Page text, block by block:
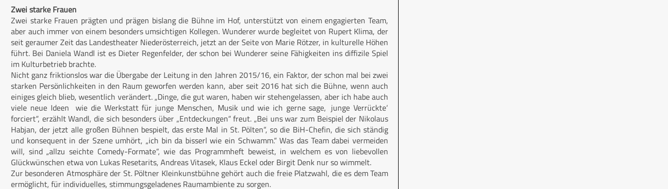
Zwei starke Frauen
Zwei starke Frauen prägten und prägen bislang die Bühne im Hof, unterstützt von einem engagierten Team,
aber auch immer von einem besonders umsichtigen Kollegen. Wunderer wurde begleitet von Rupert Klima, der
seit geraumer Zeit das Landestheater Niederösterreich, jetzt an der Seite von Marie Rötzer, in kulturelle Höhen
führt. Bei Daniela Wandl ist es Dieter Regenfelder, der schon bei Wunderer seine Fähigkeiten ins diffizile Spiel
im Kulturbetrieb brachte.
Nicht ganz friktionslos war die Übergabe der Leitung in den Jahren 2015/16, ein Faktor, der schon mal bei zwei
starken Persönlichkeiten in den Raum geworfen werden kann, aber seit 2016 hat sich die Bühne, wenn auch
einiges gleich blieb, wesentlich verändert. „Dinge, die gut waren, haben wir stehengelassen, aber ich habe auch
viele neue Ideen wie die Werkstatt für junge Menschen, Musik und wie ich gerne sage, ‚junge Verrückte‘
forciert“, erzählt Wandl, die sich besonders über „Entdeckungen“ freut. „Bei uns war zum Beispiel der Nikolaus
Habjan, der jetzt alle großen Bühnen bespielt, das erste Mal in St. Pölten“, so die BiH-Chefin, die sich ständig
und konsequent in der Szene umhört, „ich bin da bisserl wie ein Schwamm.“ Was das Team dabei vermeiden
will, sind „allzu seichte Comedy-Formate“, wie das Programmheft beweist, in welchem es von liebevollen
Glückwünschen etwa von Lukas Resetarits, Andreas Vitasek, Klaus Eckel oder Birgit Denk nur so wimmelt.
Zur besonderen Atmosphäre der St. Pöltner Kleinkunstbühne gehört auch die freie Platzwahl, die es dem Team
ermöglicht, für individuelles, stimmungsgeladenes Raumambiente zu sorgen.